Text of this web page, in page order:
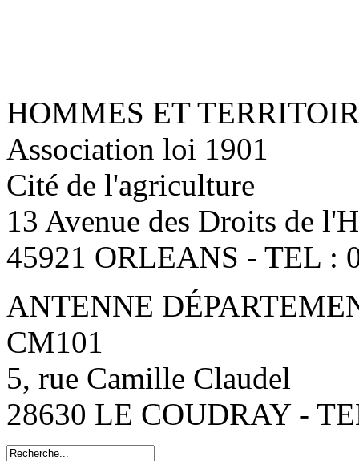
HOMMES ET
Association loi 1901
Cité de l'agriculture
13 Avenue des Droits de
45921 ORLEANS - TEL :
ANTENNE
CM101
5, rue Camille Claudel
28630 LE COUDRAY -